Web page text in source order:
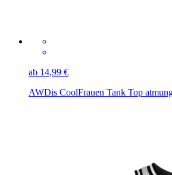
ab 14,99 €
AWDis CoolFrauen Tank Top